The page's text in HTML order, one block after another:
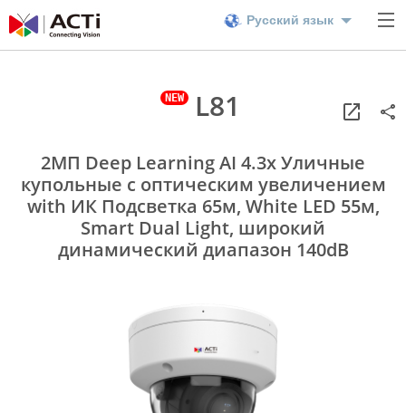
Русский язык
L81
2МП Deep Learning AI 4.3x Уличные
купольные с оптическим увеличением
with ИК Подсветка 65м, White LED 55м,
Smart Dual Light, широкий
динамический диапазон 140dB